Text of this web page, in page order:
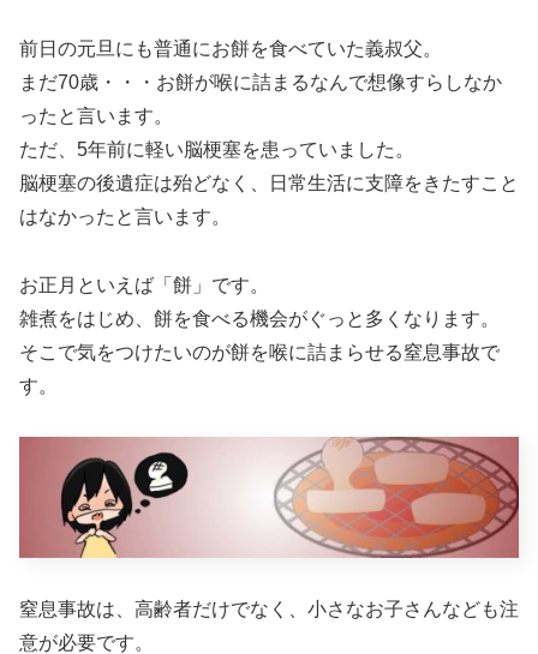
前日の元旦にも普通にお餅を食べていた義叔父。
まだ70歳・・・お餅が喉に詰まるなんで想像すらしなか
ったと言います。
ただ、5年前に軽い脳梗塞を患っていました。
脳梗塞の後遺症は殆どなく、日常生活に支障をきたすこと
はなかったと言います。
お正月といえば「餅」です。
雑煮をはじめ、餅を食べる機会がぐっと多くなります。
そこで気をつけたいのが餅を喉に詰まらせる窒息事故で
す。
窒息事故は、高齢者だけでなく、小さなお子さんなども注
意が必要です。